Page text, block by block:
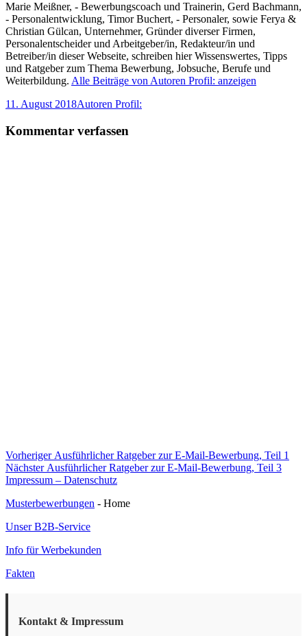
Marie Meißner, - Bewerbungscoach und Trainerin, Gerd Bachmann,
- Personalentwicklung, Timor Buchert, - Personaler, sowie Ferya &
Christian Gülcan, Unternehmer, Gründer diverser Firmen,
Personalentscheider und Arbeitgeber/in, Redakteur/in und
Betreiber/in dieser Webseite, schreiben hier Wissenswertes, Tipps
und Ratgeber zum Thema Bewerbung, Jobsuche, Berufe und
Weiterbildung. Alle Beiträge von Autoren Profil: anzeigen
Veröffentlicht
11. August 2018Autor
Autoren Profil:
Kommentar verfassen
Beitragsnavigation
Vorheriger Vorheriger
Beitrag:
Ausführlicher Ratgeber zur E-Mail-Bewerbung, Teil 1
Nächster Nächster
Beitrag:
Ausführlicher Ratgeber zur E-Mail-Bewerbung, Teil 3
Impressum – Datenschutz
Musterbewerbungen - Home
Unser B2B-Service
Info für Werbekunden
Fakten
Kontakt & Impressum